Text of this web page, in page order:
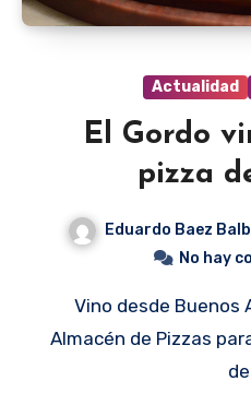
Actualidad
El Gordo
pizza
Eduardo Baez
No hay
Vino desde Buenos Aires invitado por el
Almacén de Pizzas